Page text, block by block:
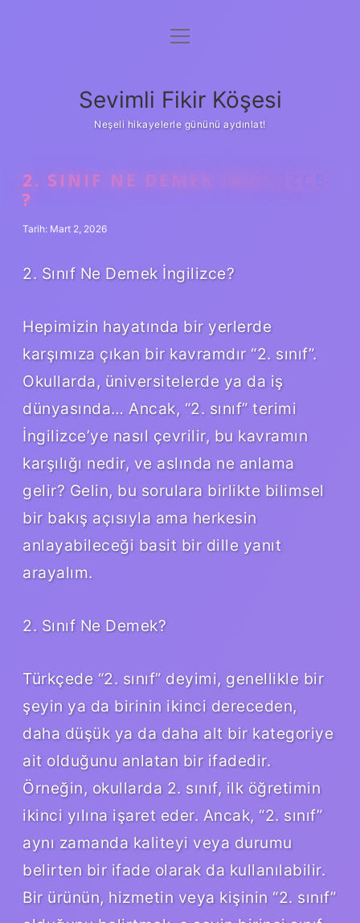
Anasayfa
Yasal Uyarı
menüyü
Sevimli Fikir Köşesi
Neşeli hikayelerle gününü aydınlat!
2. SINIF NE DEMEK INGILIZCE
?
Tarih: Mart 2, 2026
2. Sınıf Ne Demek İngilizce?
Hepimizin hayatında bir yerlerde
karşımıza çıkan bir kavramdır “2. sınıf”.
Okullarda, üniversitelerde ya da iş
dünyasında… Ancak, “2. sınıf” terimi
İngilizce’ye nasıl çevrilir, bu kavramın
karşılığı nedir, ve aslında ne anlama
gelir? Gelin, bu sorulara birlikte bilimsel
bir bakış açısıyla ama herkesin
anlayabileceği basit bir dille yanıt
arayalım.
2. Sınıf Ne Demek?
Türkçede “2. sınıf” deyimi, genellikle bir
şeyin ya da birinin ikinci dereceden,
daha düşük ya da daha alt bir kategoriye
ait olduğunu anlatan bir ifadedir.
Örneğin, okullarda 2. sınıf, ilk öğretimin
ikinci yılına işaret eder. Ancak, “2. sınıf”
aynı zamanda kaliteyi veya durumu
belirten bir ifade olarak da kullanılabilir.
Bir ürünün, hizmetin veya kişinin “2. sınıf”